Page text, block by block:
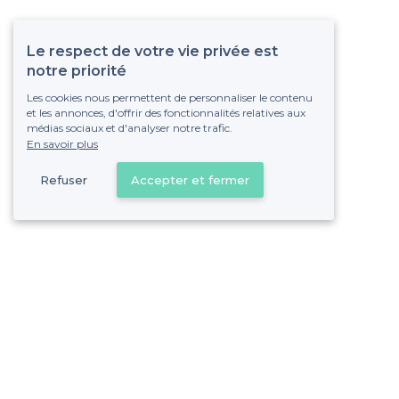
Le respect de votre vie privée est
notre priorité
Les cookies nous permettent de personnaliser le contenu
et les annonces, d'offrir des fonctionnalités relatives aux
médias sociaux et d'analyser notre trafic.
En savoir plus
Refuser Accepter et fermer